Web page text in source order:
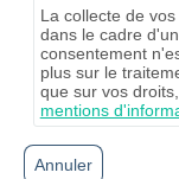
La collecte de
dans le cadre
consentement
plus sur le
que sur vos
mentions
Annuler